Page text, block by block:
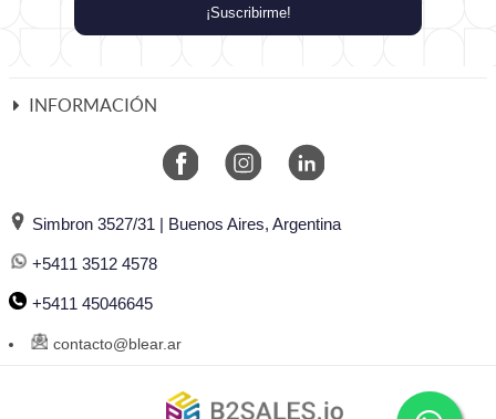
¡Suscribirme!
INFORMACIÓN
Simbron 3527/31 | Buenos Aires, Argentina
+5411 3512 4578
+5411 45046645
contacto@blear.ar